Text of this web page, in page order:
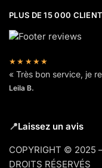
PLUS DE 15 000
★★★★★
« Très bon service, je
Leila B.
📍Laissez un avis
COPYRIGHT © 2025
DROITS RÉSERVÉS